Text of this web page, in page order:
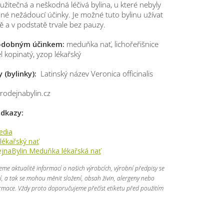
a neškodná léčivá bylina, u které nebyly
nežádoucí účinky. Je možné tuto bylinu užívat
a v podstatě trvale bez pauzy.
účinkem: meduňka nať, lichořeřišnice
kopinatý, yzop lékařský
(bylinky): Latinský název Veronica officinalis
nať
Meduňka lékařská nať
aktualitě informací o našich výrobcích, výrobní předpisy se
a tak se mohou měnit složení, obsah živin, alergeny nebo
Vždy proto doporučujeme přečíst etiketu před použitím